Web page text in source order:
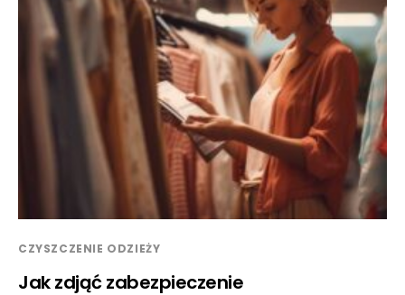
CZYSZCZENIE ODZIEŻY
Jak zdjąć zabezpieczenie